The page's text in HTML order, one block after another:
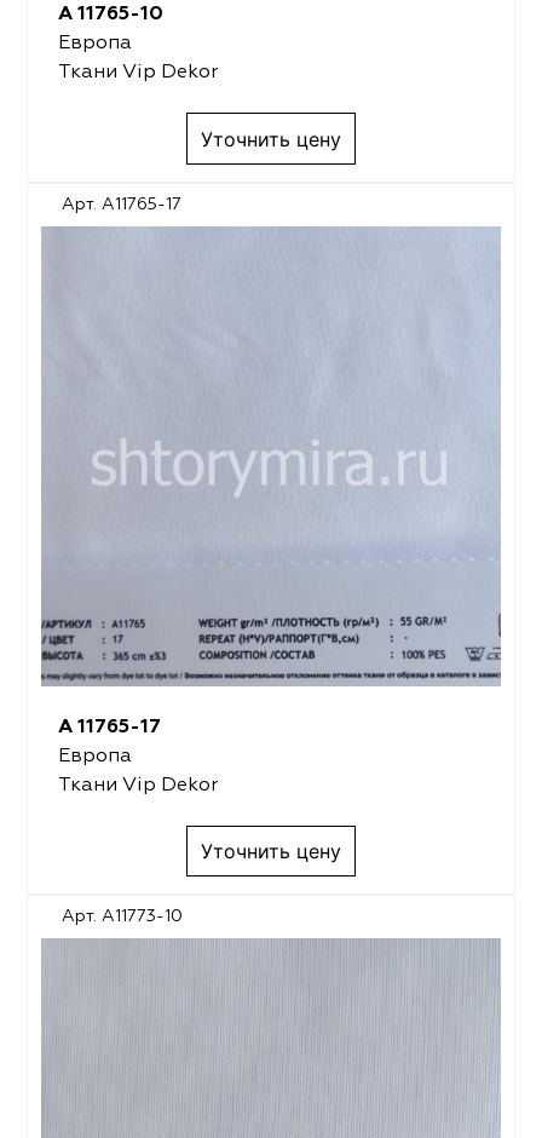
A 11765-10
Европа
Ткани Vip Dekor
Уточнить цену
Арт. A11765-17
A 11765-17
Европа
Ткани Vip Dekor
Уточнить цену
Арт. A11773-10